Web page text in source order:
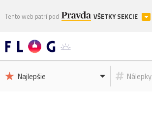
Tento web patrí pod VŠETKY SEKCIE
Najlepšie Nálepky